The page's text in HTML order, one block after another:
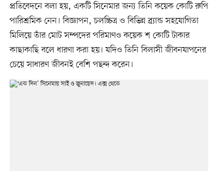
প্রতিবেদনে বলা হয়, একটি সিনেমার জন্য তিনি কয়েক কোটি রুপি
পারিশ্রমিক নেন। বিজ্ঞাপন, চলচ্চিত্র ও বিভিন্ন ব্র্যান্ড সহযোগিতা
মিলিয়ে তাঁর মোট সম্পদের পরিমাণও কয়েক শ কোটি টাকার
কাছাকাছি বলে ধারণা করা হয়। যদিও তিনি বিলাসী জীবনযাপনের
চেয়ে সাধারণ জীবনই বেশি পছন্দ করেন।